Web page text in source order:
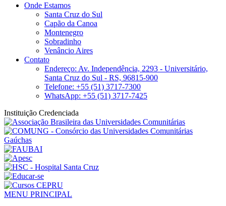
Onde Estamos
Santa Cruz do Sul
Capão da Canoa
Montenegro
Sobradinho
Venâncio Aires
Contato
Endereço: Av. Independência, 2293 - Universitário,
Santa Cruz do Sul - RS, 96815-900
Telefone: +55 (51) 3717-7300
WhatsApp: +55 (51) 3717-7425
Instituição Credenciada
MENU PRINCIPAL